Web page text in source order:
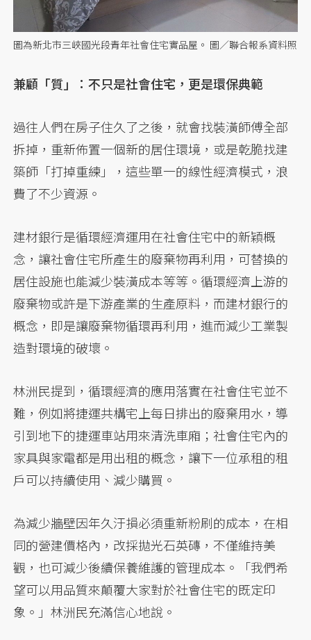
圖為新北市三峽國光段青年社會住宅實品屋。 圖／聯合報系資料照
兼顧「質」：不只是社會住宅，更是環保典範
過往人們在房子住久了之後，就會找裝潢師傅全部
拆掉，重新佈置一個新的居住環境，或是乾脆找建
築師「打掉重練」，這些單一的線性經濟模式，浪
費了不少資源。
建材銀行是循環經濟運用在社會住宅中的新穎概
念，讓社會住宅所產生的廢棄物再利用，可替換的
居住設施也能減少裝潢成本等等。循環經濟上游的
廢棄物或許是下游產業的生產原料，而建材銀行的
概念，即是讓廢棄物循環再利用，進而減少工業製
造對環境的破壞。
林洲民提到，循環經濟的應用落實在社會住宅並不
難，例如將捷運共構宅上每日排出的廢棄用水，導
引到地下的捷運車站用來清洗車廂；社會住宅內的
家具與家電都是用出租的概念，讓下一位承租的租
戶可以持續使用、減少購買。
為減少牆壁因年久汙損必須重新粉刷的成本，在相
同的營建價格內，改採拋光石英磚，不僅維持美
觀，也可減少後續保養維護的管理成本。「我們希
望可以用品質來顛覆大家對於社會住宅的既定印
象。」林洲民充滿信心地說。